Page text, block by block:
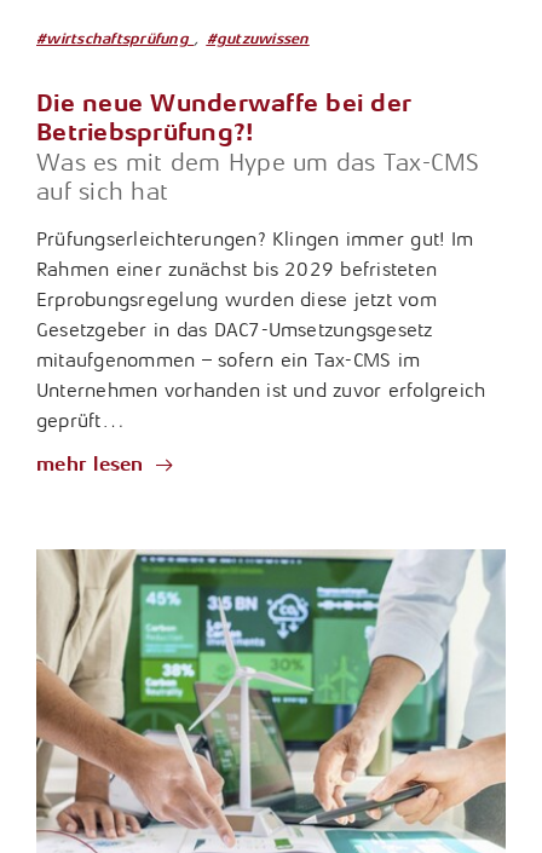
#wirtschaftsprüfung , #gutzuwissen
Die neue Wunderwaffe bei der
Betriebsprüfung?!
Was es mit dem Hype um das Tax-CMS
auf sich hat
Prüfungserleichterungen? Klingen immer gut! Im
Rahmen einer zunächst bis 2029 befristeten
Erprobungsregelung wurden diese jetzt vom
Gesetzgeber in das DAC7-Umsetzungsgesetz
mitaufgenommen – sofern ein Tax-CMS im
Unternehmen vorhanden ist und zuvor erfolgreich
geprüft…
mehr lesen